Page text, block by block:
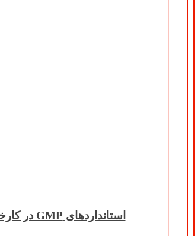
استانداردهای GMP در کارخانجات قطعه‌بندی و بسته‌بندی گوشت؛ الزامی راهبردی برای ایمنی غذایی، سلامت مصرف‌کننده و توسعه صادرات